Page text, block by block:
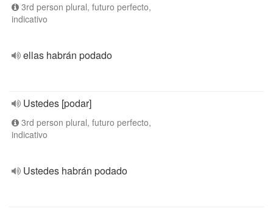
3rd person plural, futuro perfecto,
indicativo
ellas habrán podado
Ustedes [podar]
3rd person plural, futuro perfecto,
indicativo
Ustedes habrán podado